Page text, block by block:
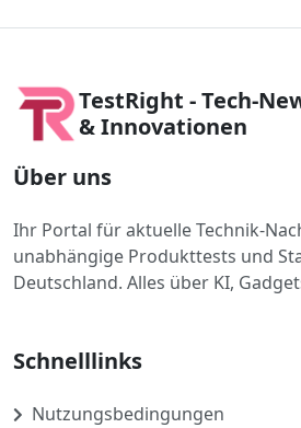
TestRight - Tech-
& Innovationen
Über uns
Ihr Portal für aktuelle Technik-
unabhängige Produkttests und
Deutschland. Alles über KI,
Schnelllinks
Nutzungsbedingungen